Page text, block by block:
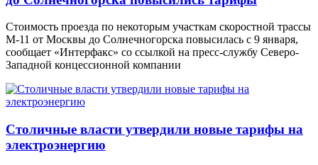
Стоимость проезда по некоторым участкам скоростной трассы
М-11 от Москвы до Солнечногорска повысилась с 9 января,
сообщает «Интерфакс» со ссылкой на пресс-службу Северо-
Западной концессионной компании
Столичные власти утвердили новые тарифы на
электроэнергию